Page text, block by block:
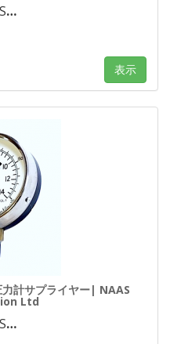
…
表示
計サプライヤー| NAAS
Ltd
…